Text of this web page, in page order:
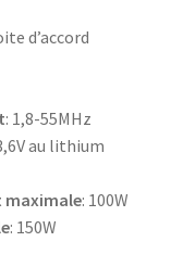
d’accord
: 1,8-55MHz
au lithium
maximale: 100W
: 150W